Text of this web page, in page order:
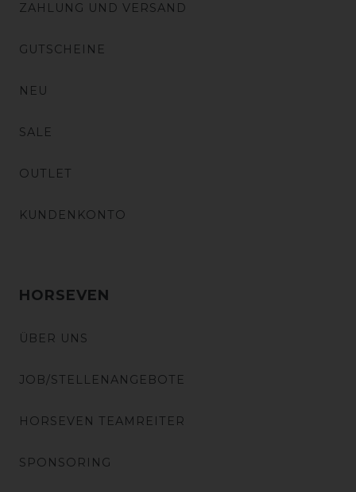
ZAHLUNG UND VERSAND
GUTSCHEINE
NEU
SALE
OUTLET
KUNDENKONTO
HORSEVEN
ÜBER UNS
JOB/STELLENANGEBOTE
HORSEVEN TEAMREITER
SPONSORING